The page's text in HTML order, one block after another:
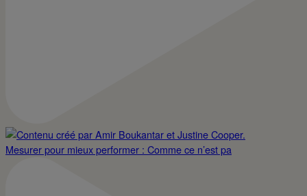
Mesurer pour mieux performer : Comme ce n’est pa